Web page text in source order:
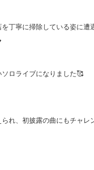
丁寧に掃除している姿に遭
ロライブになりました🥰
れ、初披露の曲にもチャレ